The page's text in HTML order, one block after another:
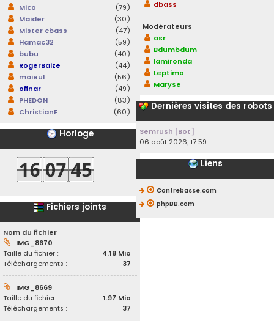
Mico
(79)
Maider
(30)
Mister cbass
(47)
Hamac32
(59)
bubu
(40)
RogerBaize
(44)
maieul
(56)
ofinar
(49)
PHEDON
(83)
ChristianF
(60)
Horloge
Fichiers joints
Nom du fichier
IMG_8670
Taille du fichier :
4.18 Mio
Téléchargements :
37
IMG_8669
Taille du fichier :
1.97 Mio
Téléchargements :
37
dbass
Modérateurs
asr
Bdumbdum
lamironda
Leptimo
Maryse
Dernières visites des robots
Semrush [Bot]
06 août 2026, 17:59
Liens
Contrebasse.com
phpBB.com